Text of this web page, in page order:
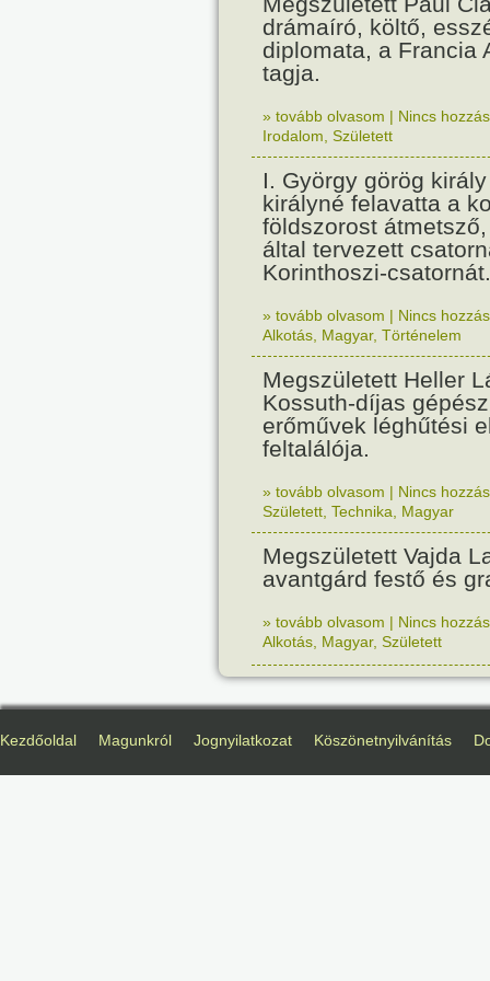
drámaíró, költő,
diplomata, a Francia
tagja.
» tovább olvasom | Nincs
Irodalom Született
I. György görög
királyné felavatta a
földszorost
által tervezett
Korinthoszi-csatornát.
» tovább olvasom | Nincs
Alkotás Magyar, Történelem
Megszületett Heller
Kossuth-díjas
erőművek léghűtési
feltalálója.
» tovább olvasom | Nincs
Született Technika Magyar
Megszületett Vajda
avantgárd festő és
» tovább olvasom | Nincs
Alkotás Magyar, Született
Kezdőoldal Magunkról Jognyilatkozat Köszönetnyilvánítás